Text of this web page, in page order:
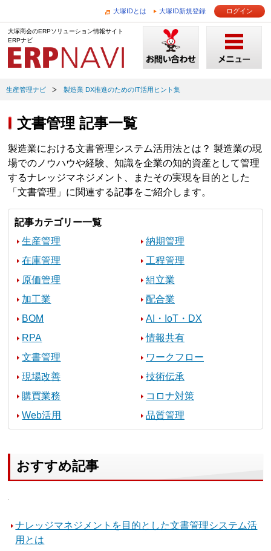
大塚IDとは 大塚ID新規登録 ログイン
大塚商会のERPソリューション情報サイト
ERPナビ
生産管理ナビ 製造業 DX推進のためのIT活用ヒント集
文書管理 記事一覧
製造業における文書管理システム活用法とは？ 製造業の現
場でのノウハウや経験、知識を企業の知的資産として管理
するナレッジマネジメント、またその実現を目的とした
「文書管理」に関連する記事をご紹介します。
記事カテゴリー一覧
生産管理
納期管理
在庫管理
工程管理
原価管理
組立業
加工業
配合業
BOM
AI・IoT・DX
RPA
情報共有
文書管理
ワークフロー
現場改善
技術伝承
購買業務
コロナ対策
Web活用
品質管理
おすすめ記事
ナレッジマネジメントを目的とした文書管理システム活
用とは